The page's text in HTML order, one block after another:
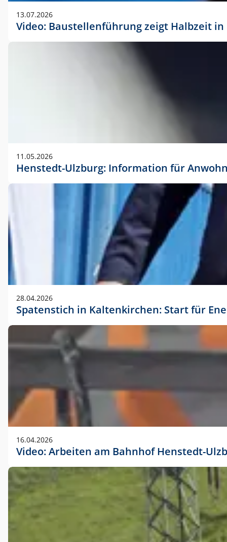
13.07.2026
Video: Baustellenführung zeigt Halbzeit
11.05.2026
Henstedt-Ulzburg: Information für
28.04.2026
Spatenstich in Kaltenkirchen: Start für
16.04.2026
Video: Arbeiten am Bahnhof Henstedt-